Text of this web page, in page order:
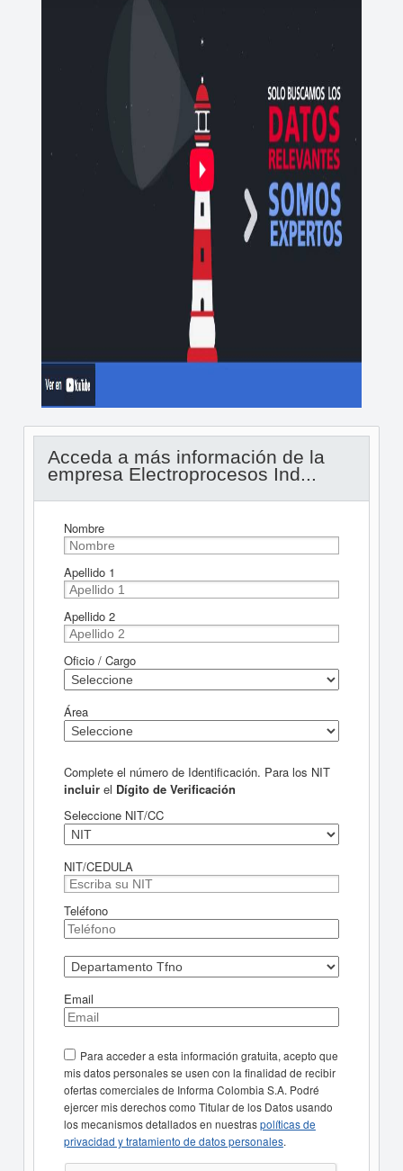
Acceda a más información de la
empresa Electroprocesos Ind...
Nombre
Apellido 1
Apellido 2
Oficio / Cargo
Área
Complete el número de Identificación. Para los NIT
incluirel Dígito de Verificación
Seleccione NIT/CC
NIT/CEDULA
Teléfono
Email
Para acceder a esta información gratuita, acepto que
mis datos personales se usen con la finalidad de recibir
ofertas comerciales de Informa Colombia S.A. Podré
ejercer mis derechos como Titular de los Datos usando
los mecanismos detallados en nuestraspolíticas de
privacidad y tratamiento de datos personales.